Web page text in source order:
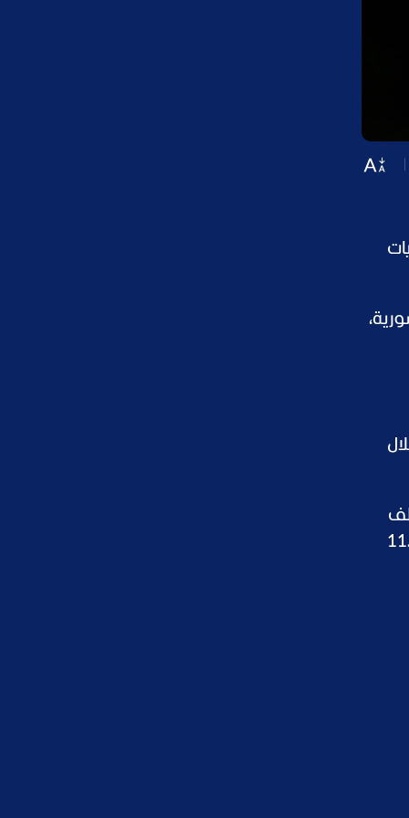
خلال
استمرار تراجع سعر صرف الدولار الأميركي مقابل الليرة السورية، ليسجل 13 ألف
المركزي، بينما استقر عند 11.2 ألف ليرة للشراء و11.4